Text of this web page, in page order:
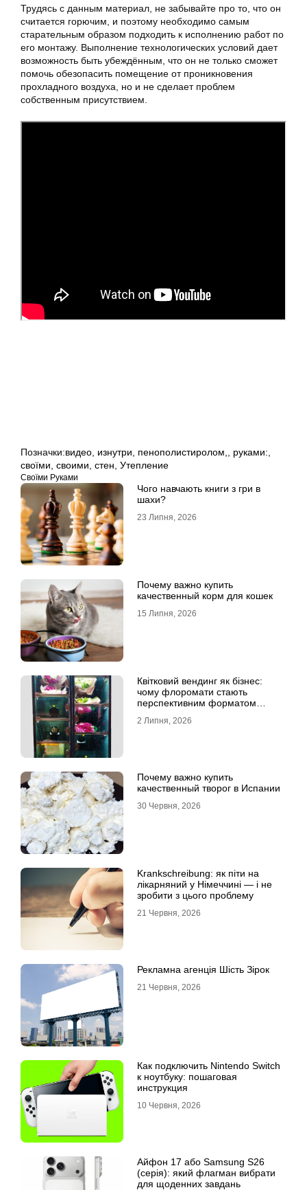
Трудясь с данным материал, не забывайте про то, что он
считается горючим, и поэтому необходимо самым
старательным образом подходить к исполнению работ по
его монтажу. Выполнение технологических условий дает
возможность быть убеждённым, что он не только сможет
помочь обезопасить помещение от проникновения
прохладного воздуха, но и не сделает проблем
собственным присутствием.
Позначки:видео изнутри пенополистиролом, руками:
своїми своими стен Утепление
Своїми Руками
Чого навчають книги з гри в
шахи?
23 Липня, 2026
Почему важно купить
качественный корм для кошек
15 Липня, 2026
Квітковий вендинг як бізнес:
чому флоромати стають
перспективним форматом
2 Липня, 2026
Почему важно купить
качественный творог в Испании
30 Червня, 2026
Krankschreibung: як піти на
лікарняний у Німеччині — і не
зробити з цього проблему
21 Червня, 2026
Рекламна агенція Шість Зірок
21 Червня, 2026
Как подключить Nintendo Switch
к ноутбуку: пошаговая
инструкция
10 Червня, 2026
Айфон 17 або Samsung S26
(серія): який флагман вибрати
для щоденних завдань